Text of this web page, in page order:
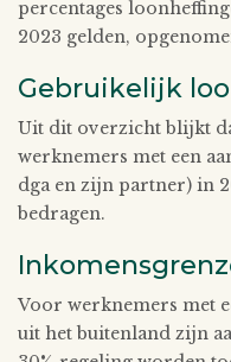
percentages
2023 gelden,
Gebruikelijk
Uit dit overzicht blijkt
werknemers met een
dga en zijn partner) in
bedragen.
Voor werknemers met
uit het buitenland zijn